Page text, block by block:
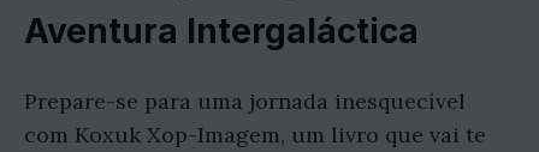
Aventura Intergaláctica
Prepare-se para uma jornada inesquecível
com Koxuk Xop-Imagem, um livro que vai te